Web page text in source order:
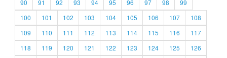
90
91 92 93 94 95 96 97 98
99
100
101 102 103 104 105 106 107
108
109
110 111 112 113 114 115 116
117
118
119 120 121 122 123 124 125
126